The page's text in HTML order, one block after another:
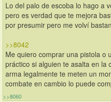
Lo del palo de escoba lo hago a
pero es verdad que te mejora
por presumir pero me volví
>>8042
Me quiero comprar una pistola o
práctico si alguien te asalta en la
arma legalmente te meten un
combate en cambio lo puede
>>8060